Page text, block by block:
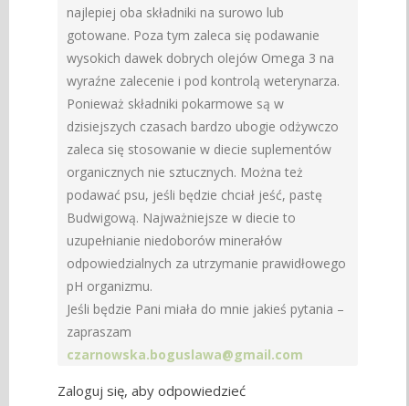
najlepiej oba składniki na surowo lub
gotowane. Poza tym zaleca się podawanie
wysokich dawek dobrych olejów Omega 3 na
wyraźne zalecenie i pod kontrolą weterynarza.
Ponieważ składniki pokarmowe są w
dzisiejszych czasach bardzo ubogie odżywczo
zaleca się stosowanie w diecie suplementów
organicznych nie sztucznych. Można też
podawać psu, jeśli będzie chciał jeść, pastę
Budwigową. Najważniejsze w diecie to
uzupełnianie niedoborów minerałów
odpowiedzialnych za utrzymanie prawidłowego
pH organizmu.
Jeśli będzie Pani miała do mnie jakieś pytania –
zapraszam
czarnowska.boguslawa@gmail.com
Zaloguj się, aby odpowiedzieć